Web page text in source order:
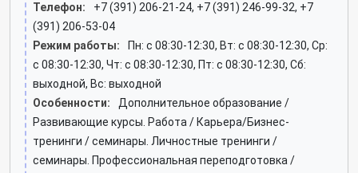
Телефон:
+7 (391) 206-21-24, +7 (391) 246-99-32, +7
(391) 206-53-04
Режим работы:
Пн: c 08:30-12:30, Вт: c 08:30-12:30, Ср:
c 08:30-12:30, Чт: c 08:30-12:30, Пт: c 08:30-12:30, Сб:
выходной, Вс: выходной
Особенности:
Дополнительное образование /
Развивающие курсы. Работа / Карьера/Бизнес-
тренинги / семинары. Личностные тренинги /
семинары. Профессиональная переподготовка /